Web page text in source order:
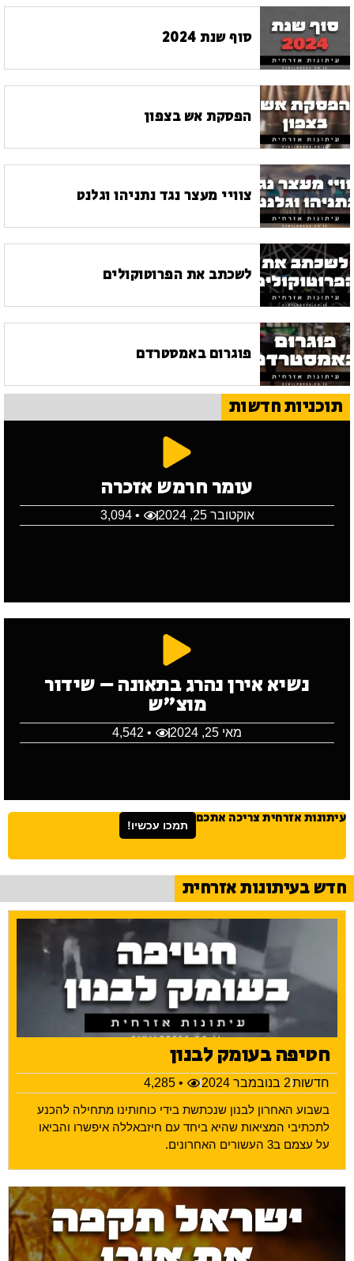
סוף שנת 2024
הפסקת אש בצפון
צוויי מעצר נגד נתניהו וגלנט
לשכתב את הפרוטוקולים
פוגרום באמסטרדם
תוכניות חדשות
עומר חרמש אזכרה
אוקטובר 25, 2024 • 3,094
נשיא אירן נהרג בתאונה – שידור
מוצ"ש
מאי 25, 2024 • 4,542
עיתונות אזרחית צריכה אתכם תמכו עכשיו!
חדש בעיתונות אזרחית
חטיפה בעומק לבנון
חדשות2 בנובמבר 2024
• 4,285
בשבוע האחרון לבנון שנכתשת בידי כוחותינו מתחילה להכנע
לתכתיבי המציאות שהיא ביחד עם חיזבאללה איפשרו והביאו
על עצמם ב3 העשורים האחרונים.